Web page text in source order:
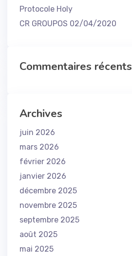
Protocole Holy
CR GROUPOS 02/04/2020
Commentaires récents
Archives
juin 2026
mars 2026
février 2026
janvier 2026
décembre 2025
novembre 2025
septembre 2025
août 2025
mai 2025